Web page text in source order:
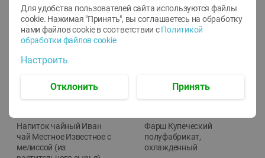
Напиток чайный Иван
чай Местное Известное с
мелиссой (из
🕘12:00-20:00
Фарш Купеческий
полуфабрикат,
охлажденный
Для удобства пользователей сайта используются файлы
cookie. Нажимая "Принять", вы соглашаетесь на обработку
нами файлов cookie в соответствии с Политикой
обработки файлов cookie
Настроить
Отклонить Принять